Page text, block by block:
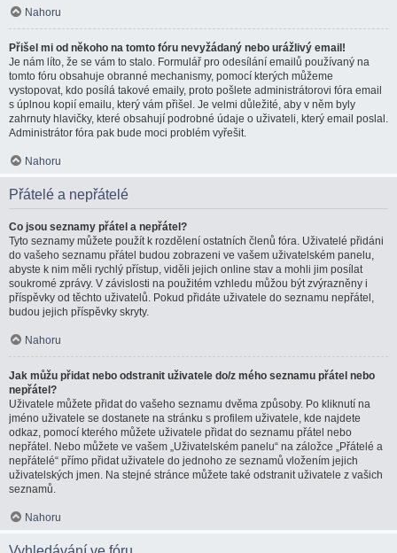
Nahoru
Přišel mi od někoho na tomto fóru nevyžádaný nebo urážlivý email!
Je nám líto, že se vám to stalo. Formulář pro odesílání emailů používaný na
tomto fóru obsahuje obranné mechanismy, pomocí kterých můžeme
vystopovat, kdo posílá takové emaily, proto pošlete administrátorovi fóra email
s úplnou kopií emailu, který vám přišel. Je velmi důležité, aby v něm byly
zahrnuty hlavičky, které obsahují podrobné údaje o uživateli, který email poslal.
Administrátor fóra pak bude moci problém vyřešit.
Nahoru
Přátelé a nepřátelé
Co jsou seznamy přátel a nepřátel?
Tyto seznamy můžete použít k rozdělení ostatních členů fóra. Uživatelé přidáni
do vašeho seznamu přátel budou zobrazeni ve vašem uživatelském panelu,
abyste k nim měli rychlý přístup, viděli jejich online stav a mohli jim posílat
soukromé zprávy. V závislosti na použitém vzhledu můžou být zvýrazněny i
příspěvky od těchto uživatelů. Pokud přidáte uživatele do seznamu nepřátel,
budou jejich příspěvky skryty.
Nahoru
Jak můžu přidat nebo odstranit uživatele do/z mého seznamu přátel nebo
nepřátel?
Uživatele můžete přidat do vašeho seznamu dvěma způsoby. Po kliknutí na
jméno uživatele se dostanete na stránku s profilem uživatele, kde najdete
odkaz, pomocí kterého můžete uživatele přidat do seznamu přátel nebo
nepřátel. Nebo můžete ve vašem „Uživatelském panelu“ na záložce „Přátelé a
nepřátelé“ přímo přidat uživatele do jednoho ze seznamů vložením jejich
uživatelských jmen. Na stejné stránce můžete také odstranit uživatele z vašich
seznamů.
Nahoru